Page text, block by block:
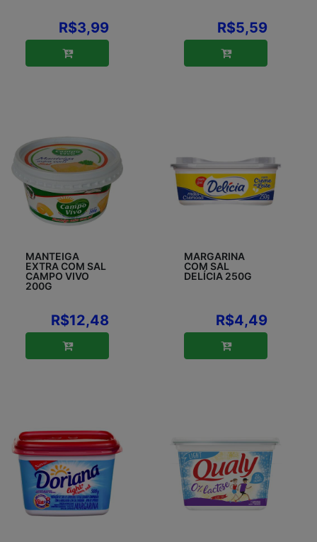
R$3,99 R$5,59
MANTEIGA
EXTRA COM SAL
CAMPO VIVO
200G
R$12,48
MARGARINA
COM SAL
DELÍCIA 250G
R$4,49